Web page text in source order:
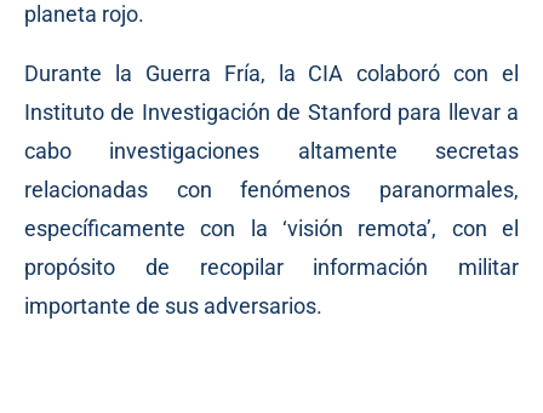
planeta rojo.
Durante la Guerra Fría, la CIA colaboró con el
Instituto de Investigación de Stanford para llevar a
cabo investigaciones altamente secretas
relacionadas con fenómenos paranormales,
específicamente con la ‘visión remota’, con el
propósito de recopilar información militar
importante de sus adversarios.